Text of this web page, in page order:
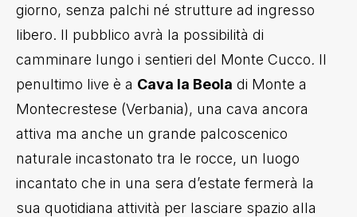
giorno, senza palchi né strutture ad ingresso
libero. Il pubblico avrà la possibilità di
camminare lungo i sentieri del Monte Cucco. Il
penultimo live è a Cava la Beola di Monte a
Montecrestese (Verbania), una cava ancora
attiva ma anche un grande palcoscenico
naturale incastonato tra le rocce, un luogo
incantato che in una sera d’estate fermerà la
sua quotidiana attività per lasciare spazio alla